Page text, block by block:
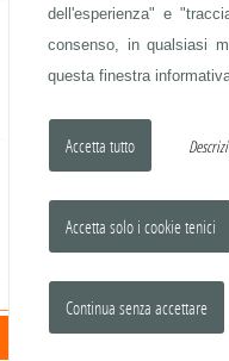
dell'esperienza" e
consenso, in qualsiasi
questa finestra
FIAT 500